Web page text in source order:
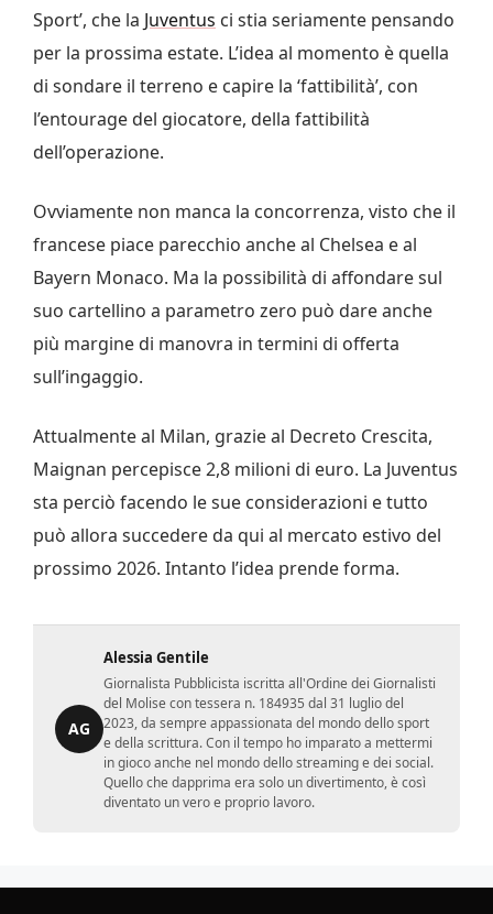
Sport’, che la Juventus ci stia seriamente pensando
per la prossima estate. L’idea al momento è quella
di sondare il terreno e capire la ‘fattibilità’, con
l’entourage del giocatore, della fattibilità
dell’operazione.
Ovviamente non manca la concorrenza, visto che il
francese piace parecchio anche al Chelsea e al
Bayern Monaco. Ma la possibilità di affondare sul
suo cartellino a parametro zero può dare anche
più margine di manovra in termini di offerta
sull’ingaggio.
Attualmente al Milan, grazie al Decreto Crescita,
Maignan percepisce 2,8 milioni di euro. La Juventus
sta perciò facendo le sue considerazioni e tutto
può allora succedere da qui al mercato estivo del
prossimo 2026. Intanto l’idea prende forma.
AG
Alessia Gentile
Giornalista Pubblicista iscritta all'Ordine dei Giornalisti
del Molise con tessera n. 184935 dal 31 luglio del
2023, da sempre appassionata del mondo dello sport
e della scrittura. Con il tempo ho imparato a mettermi
in gioco anche nel mondo dello streaming e dei social.
Quello che dapprima era solo un divertimento, è così
diventato un vero e proprio lavoro.